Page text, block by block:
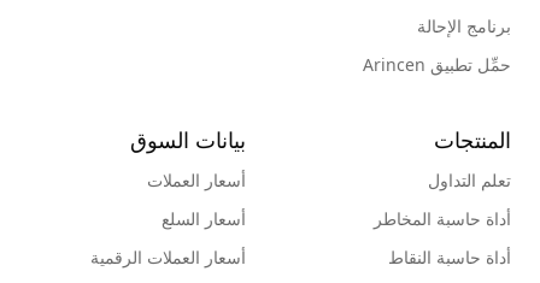
برنامج الإحالة
حمِّل تطبيق Arincen
المنتجات
تعلم التداول
أداة حاسبة المخاطر
أداة حاسبة النقاط
بيانات السوق
أسعار العملات
أسعار السلع
أسعار العملات الرقمية